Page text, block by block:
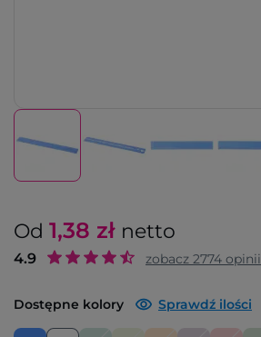
Od 1,38 zł netto
4.9 zobacz 2774 opinii
Dostępne kolory Sprawdź ilości